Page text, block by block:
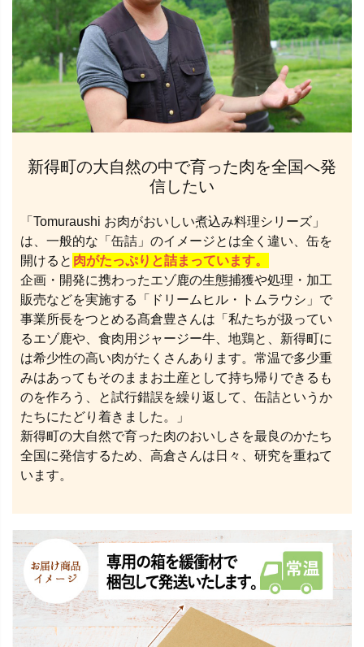
新得町の大自然の中で育った肉を全国へ発
信したい
「Tomuraushi お肉がおいしい煮込み料理シリーズ」
は、一般的な「缶詰」のイメージとは全く違い、缶を
開けると 肉がたっぷりと詰まっています。
企画・開発に携わったエゾ鹿の生態捕獲や処理・加工
販売などを実施する「ドリームヒル・トムラウシ」で
事業所長をつとめる髙倉豊さんは「私たちが扱ってい
るエゾ鹿や、食肉用ジャージー牛、地鶏と、新得町に
は希少性の高い肉がたくさんあります。常温で多少重
みはあってもそのままお土産として持ち帰りできるも
のを作ろう、と試行錯誤を繰り返して、缶詰というか
たちにたどり着きました。」
新得町の大自然で育った肉のおいしさを最良のかたち
全国に発信するため、高倉さんは日々、研究を重ねて
います。